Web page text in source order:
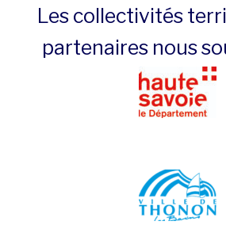
Les collectivités
partenaires nous